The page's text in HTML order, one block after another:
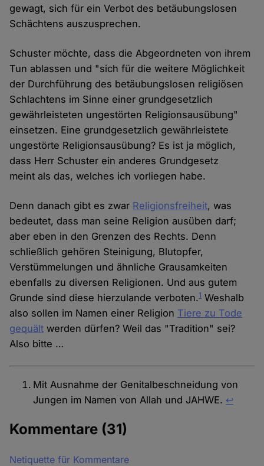
gewagt, sich für ein Verbot des betäubungslosen
Schächtens auszusprechen.
Schuster möchte, dass die Abgeordneten von ihrem
Tun ablassen und "sich für die weitere Möglichkeit
der Durchführung des betäubungslosen religiösen
Schlachtens im Sinne einer grundgesetzlich
gewährleisteten ungestörten Religionsausübung"
einsetzen. Eine grundgesetzlich gewährleistete
ungestörte Religionsausübung? Es ist ja möglich,
dass Herr Schuster ein anderes Grundgesetz
meint als das, welches ich vorliegen habe.
Denn danach gibt es zwar Religionsfreiheit, was
bedeutet, dass man seine Religion ausüben darf;
aber eben in den Grenzen des Rechts. Denn
schließlich gehören Steinigung, Blutopfer,
Verstümmelungen und ähnliche Grausamkeiten
ebenfalls zu diversen Religionen. Und aus gutem
Grunde sind diese hierzulande verboten.1 Weshalb
also sollen im Namen einer Religion Tiere zu Tode
gequält werden dürfen? Weil das "Tradition" sei?
Also bitte …
Mit Ausnahme der Genitalbeschneidung von
Jungen im Namen von Allah und JAHWE. ↩︎
Kommentare (31)
Netiquette für Kommentare